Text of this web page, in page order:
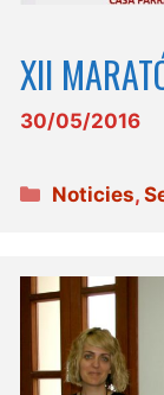
XII
30/05/2016
Categories
Noticies,